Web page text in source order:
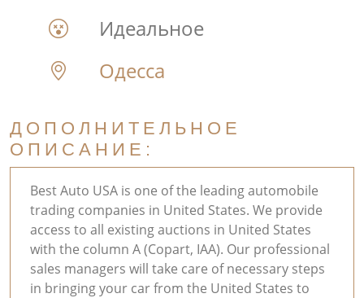
Идеальное
Одесса
ДОПОЛНИТЕЛЬНОЕ
ОПИСАНИЕ:
Best Auto USA is one of the leading automobile
trading companies in United States. We provide
access to all existing auctions in United States
with the column A (Copart, IAA). Our professional
sales managers will take care of necessary steps
in bringing your car from the United States to